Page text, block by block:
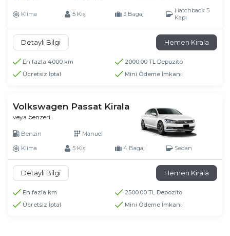
Klima 5 Kişi 3 Bagaj
Hatchback 5
Kapı
Detaylı Bilgi Hemen Kirala
En fazla 4000 km
2000.00 TL Depozito
Ücretsiz İptal
Mini Ödeme İmkanı
Volkswagen Passat Kirala
veya benzeri
Benzin Manuel
Klima 5 Kişi 4 Bagaj Sedan
Detaylı Bilgi Hemen Kirala
En fazla km
2500.00 TL Depozito
Ücretsiz İptal
Mini Ödeme İmkanı